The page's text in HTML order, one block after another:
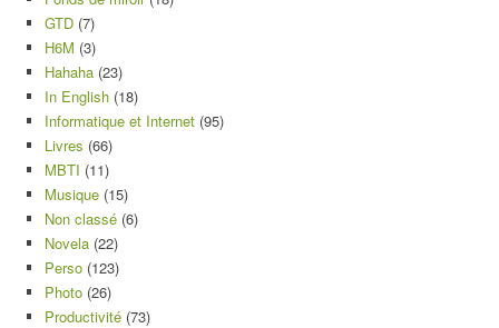
GTD (7)
H6M (3)
Hahaha (23)
In English (18)
Informatique et Internet (95)
Livres (66)
MBTI (11)
Musique (15)
Non classé (6)
Novela (22)
Perso (123)
Photo (26)
Productivité (73)